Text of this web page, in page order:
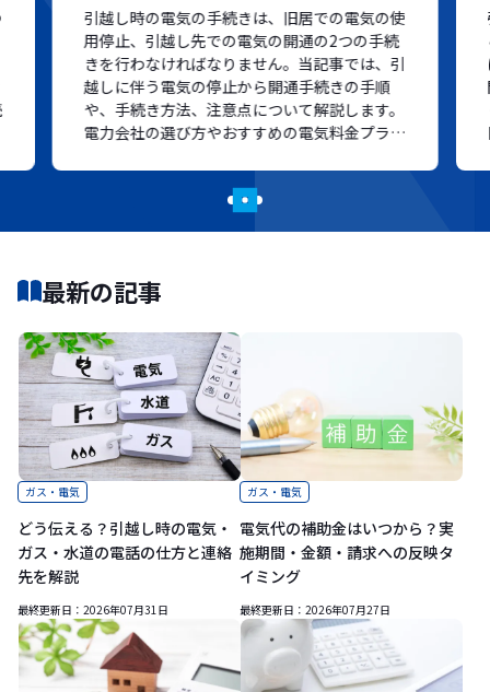
引越し時の電気の手続きは、旧居での電気の使
用停止、引越し先での電気の開通の2つの手続
きを行わなければなりません。当記事では、引
越しに伴う電気の停止から開通手続きの手順
や、手続き方法、注意点について解説します。
電力会社の選び方やおすすめの電気料金プラン
最新の記事
ガス・電気
どう伝える？引越し時の電気・
ガス・水道の電話の仕方と連絡
先を解説
最終更新日： 2026年07月31日
ガス・電気
電気代の補助金はいつから？実
施期間・金額・請求への反映タ
イミング
最終更新日： 2026年07月27日